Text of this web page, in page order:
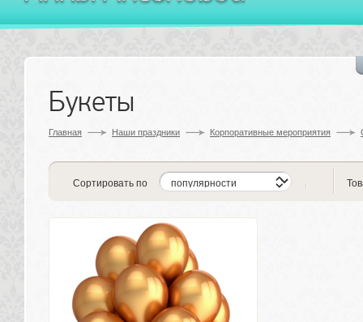
Букеты
Главная Наши праздники Корпоративные мероприятия
Сортировать по